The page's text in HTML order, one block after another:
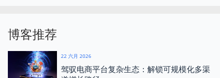
博客推荐
22 六月 2026
驾驭电商平台复杂生态：解锁可规模化多渠